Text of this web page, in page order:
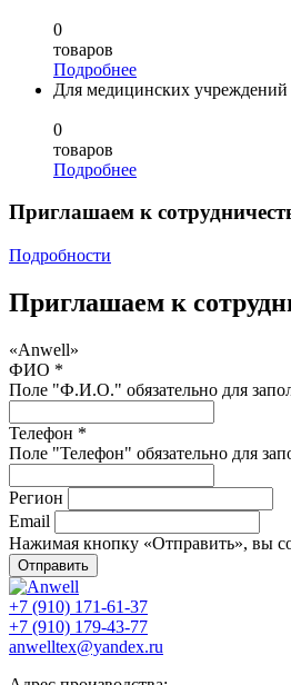
0
товаров
Подробнее
Для медицинских учреждений
0
товаров
Подробнее
Приглашаем к
Подробности
Приглашаем к
«Anwell»
ФИО *
Поле "Ф.И.О." обязательно для
Телефон *
Поле "Телефон" обязательно для
Регион
Email
Нажимая кнопку «Отправить», вы
Отправить
+7 (910) 171-61-37
+7 (910) 179-43-77
anwelltex@yandex.ru